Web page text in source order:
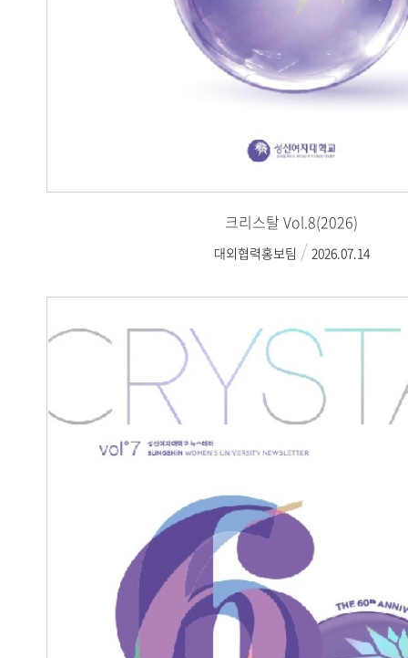
크리스탈 Vol.8(2026)
대외협력홍보팀 2026.07.14